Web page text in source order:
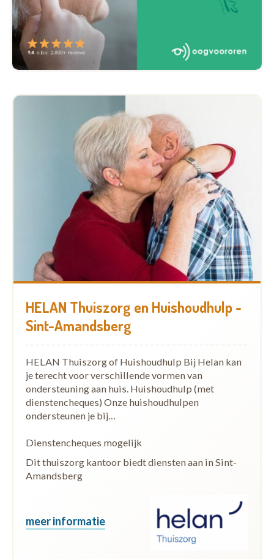
HELAN Thuiszorg en Huishoudhulp -
Sint-Amandsberg
HELAN Thuiszorg of Huishoudhulp Bij Helan kan
je terecht voor verschillende vormen van
ondersteuning aan huis. Huishoudhulp (met
dienstencheques) Onze huishoudhulpen
ondersteunen je bij…
Dienstencheques mogelijk
Dit thuiszorg kantoor biedt diensten aan in Sint-
Amandsberg
meer informatie